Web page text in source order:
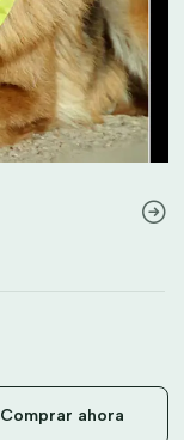
Comprar ahora